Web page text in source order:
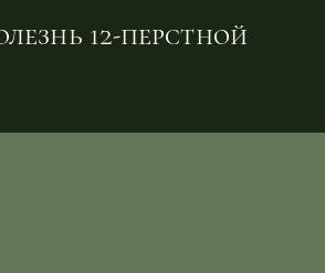
12-перстной